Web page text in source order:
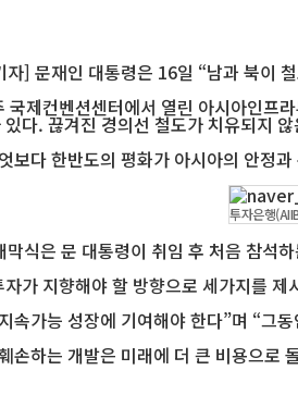
] 문재인 대통령은 16일 “남과 북이
국제컨벤션센터에서 열린 아시아인프
다. 끊겨진 경의선 철도가 치유되지
보다 한반도의 평화가 아시아의 안정
투자은행
식은 문 대통령이 취임 후 처음 참석
가 지향해야 할 방향으로 세가지를 제
속가능 성장에 기여해야 한다”며 “그
손하는 개발은 미래에 더 큰 비용으로